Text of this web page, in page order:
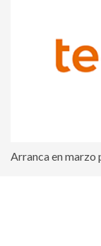
Arranca en